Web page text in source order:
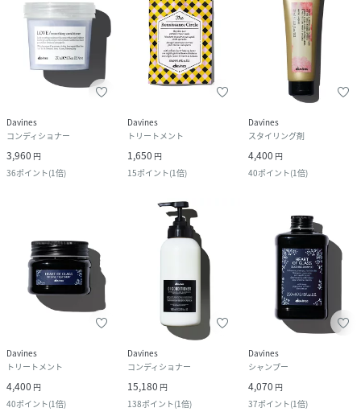
Davines
コンディショナー
3,960 円
36ポイント(1倍)
Davines
トリートメント
1,650 円
15ポイント(1倍)
Davines
スタイリング剤
4,400 円
40ポイント(1倍)
Davines
トリートメント
4,400 円
40ポイント(1倍)
Davines
コンディショナー
15,180 円
138ポイント(1倍)
Davines
シャンプー
4,070 円
37ポイント(1倍)